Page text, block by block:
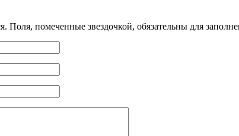
Поля, помеченные звездочкой, обязательны для